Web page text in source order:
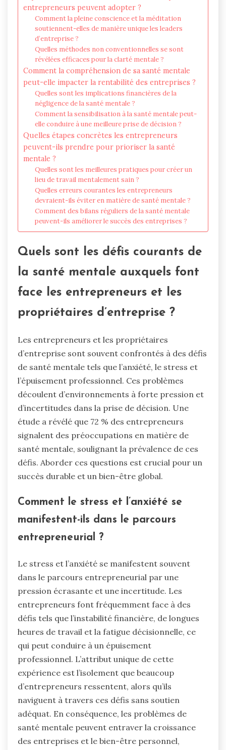
entrepreneurs peuvent adopter ?
Comment la pleine conscience et la méditation
soutiennent-elles de manière unique les leaders
d’entreprise ?
Quelles méthodes non conventionnelles se sont
révélées efficaces pour la clarté mentale ?
Comment la compréhension de sa santé mentale
peut-elle impacter la rentabilité des entreprises ?
Quelles sont les implications financières de la
négligence de la santé mentale ?
Comment la sensibilisation à la santé mentale peut-
elle conduire à une meilleure prise de décision ?
Quelles étapes concrètes les entrepreneurs
peuvent-ils prendre pour prioriser la santé
mentale ?
Quelles sont les meilleures pratiques pour créer un
lieu de travail mentalement sain ?
Quelles erreurs courantes les entrepreneurs
devraient-ils éviter en matière de santé mentale ?
Comment des bilans réguliers de la santé mentale
peuvent-ils améliorer le succès des entreprises ?
Quels sont les défis courants de
la santé mentale auxquels font
face les entrepreneurs et les
propriétaires d’entreprise ?
Les entrepreneurs et les propriétaires
d’entreprise sont souvent confrontés à des défis
de santé mentale tels que l’anxiété, le stress et
l’épuisement professionnel. Ces problèmes
découlent d’environnements à forte pression et
d’incertitudes dans la prise de décision. Une
étude a révélé que 72 % des entrepreneurs
signalent des préoccupations en matière de
santé mentale, soulignant la prévalence de ces
défis. Aborder ces questions est crucial pour un
succès durable et un bien-être global.
Comment le stress et l’anxiété se
manifestent-ils dans le parcours
entrepreneurial ?
Le stress et l’anxiété se manifestent souvent
dans le parcours entrepreneurial par une
pression écrasante et une incertitude. Les
entrepreneurs font fréquemment face à des
défis tels que l’instabilité financière, de longues
heures de travail et la fatigue décisionnelle, ce
qui peut conduire à un épuisement
professionnel. L’attribut unique de cette
expérience est l’isolement que beaucoup
d’entrepreneurs ressentent, alors qu’ils
naviguent à travers ces défis sans soutien
adéquat. En conséquence, les problèmes de
santé mentale peuvent entraver la croissance
des entreprises et le bien-être personnel,